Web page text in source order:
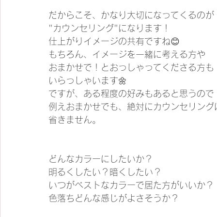
だからこそ、かなり大切になってくるのが
"カウンセリング"になります！
仕上がりイメージの共有ですね😊
もちろん、イメージを一緒に考える方や
おまかせで！とおっしゃってくださる方も
いらっしゃいます🌼
ですが、ある程度の好みもあると思うので
例えおまかせでも、絶対にカウンセリング
省きません。
どんなカラーにしたいか？
明るくしたい？暗くしたい？
いつがベストなカラーで居た方がいいか？
色落ちどんな感じがよさそうか？